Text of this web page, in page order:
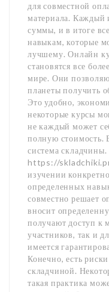
для совместной
материала. Каждый
суммы, и в итоге
навыкам, которые
лучшему. Онлайн
становятся все
мире. Они
планеты получить
Это удобно,
некоторые курсы
не каждый может
полную стоимость.
система
https://
изучении
определенных
совместно решает
вносит
получают доступ к
участников, так и
имеется
Конечно, есть
складчиной.
такая практика